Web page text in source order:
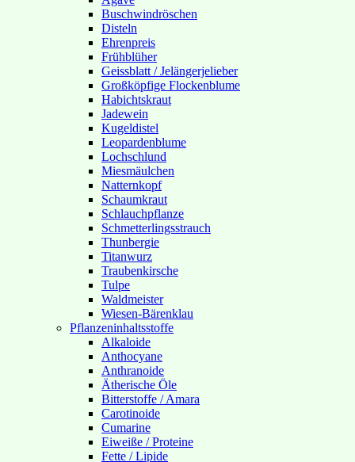
Buschwindröschen
Disteln
Ehrenpreis
Frühblüher
Geissblatt / Jelängerjelieber
Großköpfige Flockenblume
Habichtskraut
Jadewein
Kugeldistel
Leopardenblume
Lochschlund
Miesmäulchen
Natternkopf
Schaumkraut
Schlauchpflanze
Schmetterlingsstrauch
Thunbergie
Titanwurz
Traubenkirsche
Tulpe
Waldmeister
Wiesen-Bärenklau
Pflanzeninhaltsstoffe
Alkaloide
Anthocyane
Anthranoide
Ätherische Öle
Bitterstoffe / Amara
Carotinoide
Cumarine
Eiweiße / Proteine
Fette / Lipide